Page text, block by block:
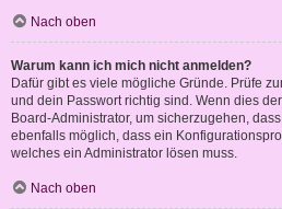
Nach oben
Warum kann ich mich nicht anmelden?
Dafür gibt es viele mögliche Gründe. Prüfe
und dein Passwort richtig sind. Wenn dies
Board-Administrator, um sicherzugehen,
ebenfalls möglich, dass ein
welches ein Administrator lösen muss.
Nach oben